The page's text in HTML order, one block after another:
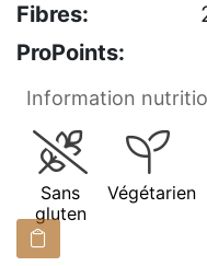
Fibres:
ProPoints:
Information
Sans
gluten
Végétarien